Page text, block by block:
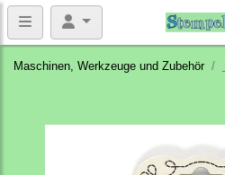
Maschinen, Werkzeuge und Zubehör